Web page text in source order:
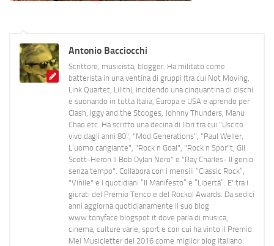
Antonio Bacciocchi
Scrittore, musicista, blogger. Ha militato come
batterista in una ventina di gruppi (tra cui Not Moving,
Link Quartet, Lilith), incidendo una cinquantina di dischi
e suonando in tutta Italia, Europa e USA e aprendo per
Clash, Iggy and the Stooges, Johnny Thunders, Manu
Chao etc. Ha scritto una decina di libri tra cui "Uscito
vivo dagli anni 80", "Mod Generations", "Paul Weller,
L’uomo cangiante", "Rock n Goal", "Rock n Spor"t, Gil
Scott-Heron Il Bob Dylan Nero" e "Ray Charles- Il genio
senza tempo". Collabora con i mensili “Classic Rock”,
"Vinile" e i quotidiani “Il Manifesto” e “Libertà”. E' tra i
giurati del Premio Tenco e del Rockol Awards. Da sedici
anni aggiorna quotidianamente il suo blog
www.tonyface.blogspot.it dove parla di musica,
cinema, culture varie, sport e con cui ha vinto il Premio
Mei Musicletter del 2016 come miglior blog italiano.